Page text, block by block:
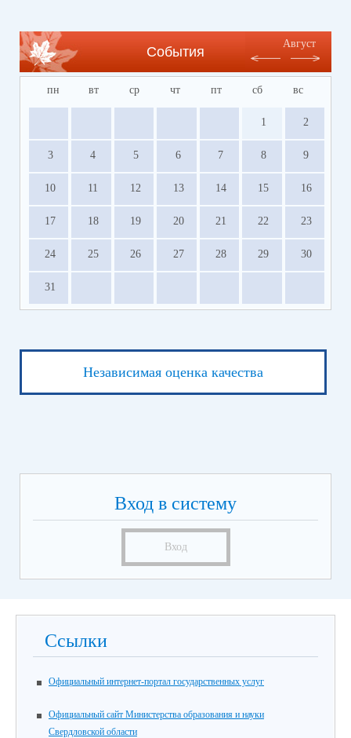
События
Август
пн вт ср чт пт сб вс
1 2
3 4 5 6 7 8 9
10 11 12 13 14 15 16
17 18 19 20 21 22 23
24 25 26 27 28 29 30
31
Независимая оценка качества
Вход в систему
Вход
Ссылки
Официальный интернет-портал государственных услуг
Официальный сайт Министерства образования и науки
Свердловской области